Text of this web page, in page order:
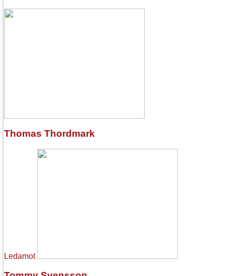
Thomas Thordmark
Ledamot